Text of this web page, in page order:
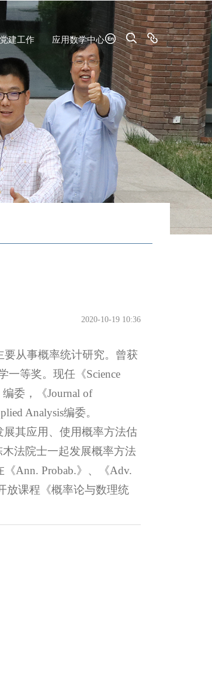
建工作 应用数学中心
2020-10-19 10:36
从事概率统计研究。曾获
一等奖。现任《Science
编委，《Journal of
Analysis编委。
展其应用、使用概率方法估
木法院士一起发展概率方法
Ann. Probab.》、《Adv.
放课程《概率论与数理统